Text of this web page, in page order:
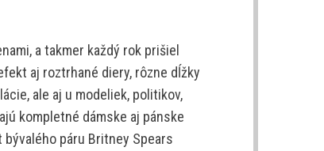
a takmer každý rok prišiel
aj roztrhané diery, rôzne dĺžky
ale aj u modeliek, politikov,
kompletné dámske aj pánske
páru Britney Spears